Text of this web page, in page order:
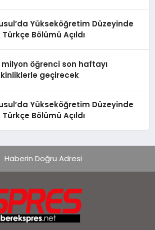
Yükseköğretim Düzeyinde
Türkçe Bölümü Açıldı
milyon öğrenci son haftayı
geçirecek
Yükseköğretim Düzeyinde
Türkçe Bölümü Açıldı
Haberin Doğru Adresi